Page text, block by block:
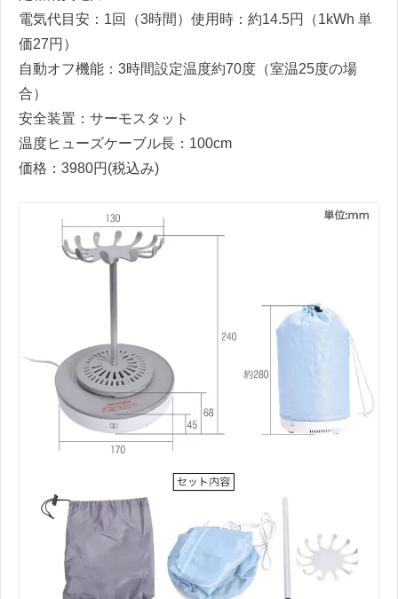
電気代目安：1回（3時間）使用時：約14.5円（1kWh 単
価27円）
自動オフ機能：3時間設定温度約70度（室温25度の場
合）
安全装置：サーモスタット
温度ヒューズケーブル長：100cm
価格：3980円(税込み)